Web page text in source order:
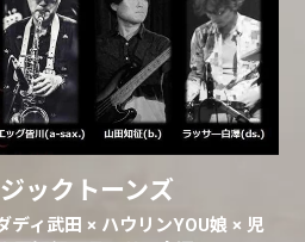
ックトーンズ
ディ武田 × ハウリンYOU娘 × 児